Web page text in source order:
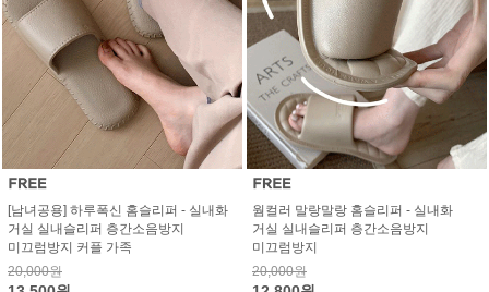
[남녀공용] 하루폭신 홈슬리퍼 - 실내화
거실 실내슬리퍼 층간소음방지
미끄럼방지 커플 가족
20,000원
웜컬러 말랑말랑 홈슬리퍼 - 실내화
거실 실내슬리퍼 층간소음방지
미끄럼방지
20,000원